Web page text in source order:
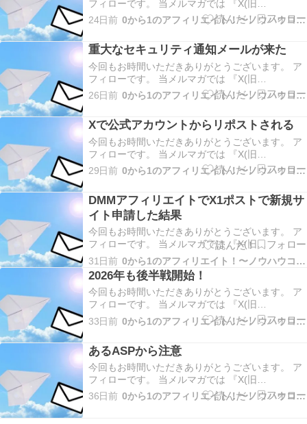
フィローです。 当メルマガでは 『X(旧
Twitter)×VODブログを活用したアフィリエイト』
についてだったり やった事、起きた事、考えた事
ずに別APIでポスト についてお伝…
24日前 0から1のアフィリエイト！〜ノウハウコレクター脱出〜
重大なセキュリティ通知メールが来た
今回もお時間いただきありがとうございます。 ア
フィローです。 当メルマガでは 『X(旧
Twitter)×VODブログを活用したアフィリエイト』
についてだったり やった事、起きた事、考えた事
ティ通知メールが来た についてお伝えし…
26日前 0から1のアフィリエイト！〜ノウハウコレクター脱出〜
Xで公式アカウントからリポストされる
今回もお時間いただきありがとうございます。 ア
フィローです。 当メルマガでは 『X(旧
Twitter)×VODブログを活用したアフィリエイト』
についてだったり やった事、起きた事、考えた事
ントからリポストされる についてお伝え…
29日前 0から1のアフィリエイト！〜ノウハウコレクター脱出〜
DMMアフィリエイトでX1ポストで新規サ
イト申請した結果
今回もお時間いただきありがとうございます。 ア
フィローです。 当メルマガでは 『X(旧
Twitter)×VODブログを活用したアフィリエイト』
についてだったり やった事、起きた事、考えた事
などお伝えしていきます！ 今回は DMMアフィリ
エイトでX1ポストで新規サイト申請した…
31日前 0から1のアフィリエイト！〜ノウハウコレクター脱出〜
2026年も後半戦開始！
今回もお時間いただきありがとうございます。 ア
フィローです。 当メルマガでは 『X(旧
Twitter)×VODブログを活用したアフィリエイト』
についてだったり やった事、起きた事、考えた事
戦開始！ についてお伝えします。 土…
33日前 0から1のアフィリエイト！〜ノウハウコレクター脱出〜
あるASPから注意
今回もお時間いただきありがとうございます。 ア
フィローです。 当メルマガでは 『X(旧
Twitter)×VODブログを活用したアフィリエイト』
についてだったり やった事、起きた事、考えた事
36日前 0から1のアフィリエイト！〜ノウハウコレクター脱出〜